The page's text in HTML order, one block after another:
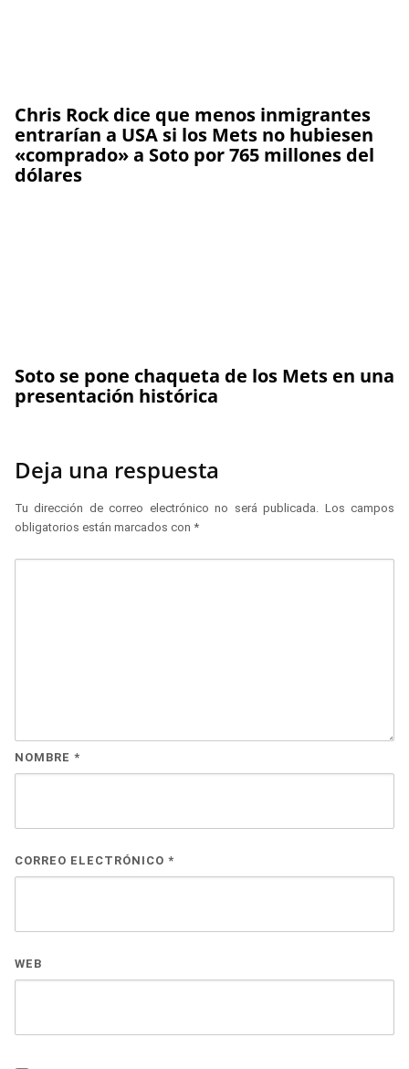
Chris Rock dice que menos inmigrantes
entrarían a USA si los Mets no hubiesen
«comprado» a Soto por 765 millones del
dólares
Soto se pone chaqueta de los Mets en una
presentación histórica
Deja una respuesta
Tu dirección de correo electrónico no será publicada. Los campos
obligatorios están marcados con *
NOMBRE *
CORREO ELECTRÓNICO *
WEB